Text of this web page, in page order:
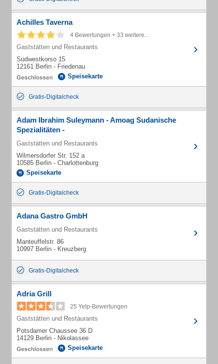
Achilles Taverna
4 Bewertungen + 33 weitere...
Gaststätten und Restaurants
Südwestkorso 15
12161 Berlin - Friedenau
Speisekarte
Gratis-Digitalcheck
Adam Ibrahim Suleymann - Amoag Sudanische
Spezialitäten -
Gaststätten und Restaurants
Wilmersdorfer Str. 152 a
10585 Berlin - Charlottenburg
Speisekarte
Gratis-Digitalcheck
Adana Gastro GmbH
Gaststätten und Restaurants
Manteuffelstr. 86
10997 Berlin - Kreuzberg
Gratis-Digitalcheck
Adria Grill
25 Yelp-Bewertungen
Gaststätten und Restaurants
Potsdamer Chaussee 36 D
14129 Berlin - Nikolassee
Speisekarte